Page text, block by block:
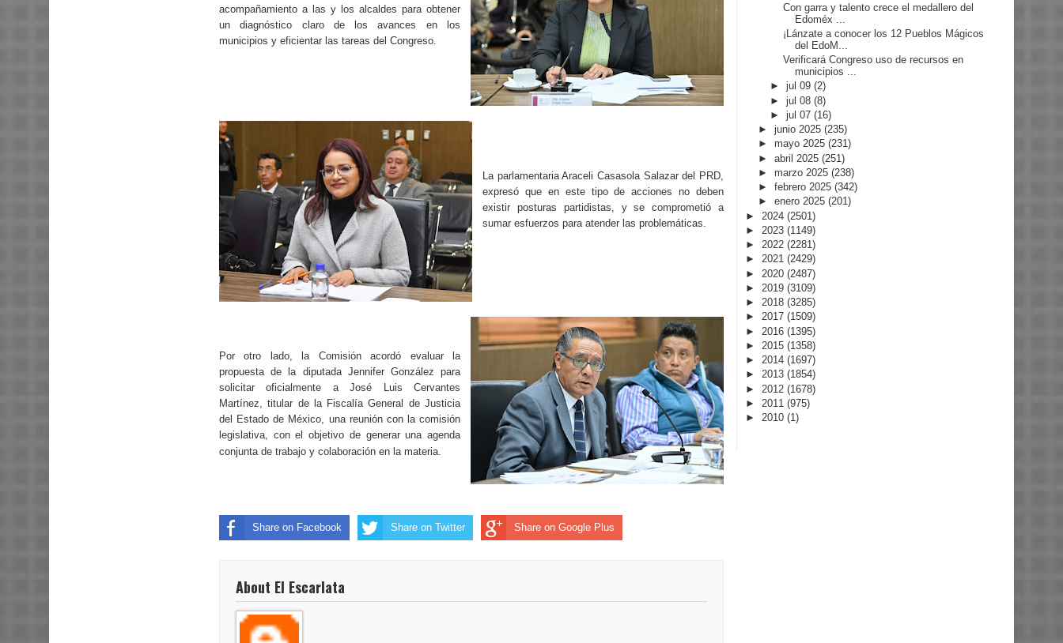
acompañamiento a las y los alcaldes para obtener
un diagnóstico claro de los avances en los
municipios y eficientar las tareas del Congreso.
La parlamentaria Araceli Casasola Salazar del PRD,
expresó que en este tipo de acciones no deben
existir posturas partidistas, y se comprometió a
sumar esfuerzos para atender las problemáticas.
Por otro lado, la Comisión acordó evaluar la
propuesta de la diputada Jennifer González para
solicitar oficialmente a José Luis Cervantes
Martínez, titular de la Fiscalía General de Justicia
del Estado de México, una reunión con la comisión
legislativa, con el objetivo de generar una agenda
conjunta de trabajo y colaboración en la materia.
Share on Facebook Share on Twitter Share on Google Plus
About El Escarlata
Con garra y talento crece el medallero del
Edoméx ...
¡Lánzate a conocer los 12 Pueblos Mágicos
del EdoM...
Verificará Congreso uso de recursos en
municipios ...
►jul 09(2)
►jul 08(8)
►jul 07(16)
► junio 2025 (235)
► mayo 2025 (231)
► abril 2025 (251)
► marzo 2025 (238)
► febrero 2025 (342)
► enero 2025 (201)
► 2024 (2501)
► 2023 (1149)
► 2022 (2281)
► 2021 (2429)
► 2020 (2487)
► 2019 (3109)
► 2018 (3285)
► 2017 (1509)
► 2016 (1395)
► 2015 (1358)
► 2014 (1697)
► 2013 (1854)
► 2012 (1678)
► 2011 (975)
► 2010 (1)